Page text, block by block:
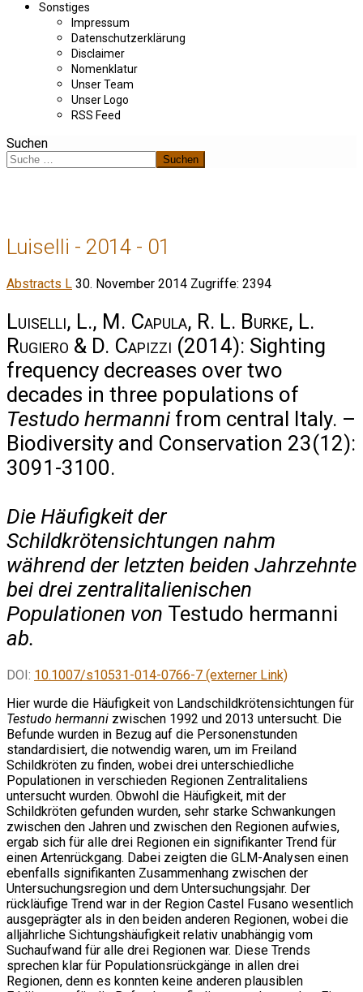
Sonstiges
Impressum
Datenschutzerklärung
Disclaimer
Nomenklatur
Unser Team
Unser Logo
RSS Feed
Suchen
Suchen
Luiselli - 2014 - 01
Abstracts L 30. November 2014 Zugriffe: 2394
Luiselli, L., M. Capula, R. L. Burke, L.
Rugiero & D. Capizzi (2014): Sighting
frequency decreases over two
decades in three populations of
Testudo hermannifrom central Italy. –
Biodiversity and Conservation 23(12):
3091-3100.
Die Häufigkeit der
Schildkrötensichtungen nahm
während der letzten beiden Jahrzehnte
bei drei zentralitalienischen
Populationen von Testudo hermanni
ab.
DOI: 10.1007/s10531-014-0766-7 (externer Link)
Hier wurde die Häufigkeit von Landschildkrötensichtungen für
Testudo hermanni zwischen 1992 und 2013 untersucht. Die
Befunde wurden in Bezug auf die Personenstunden
standardisiert, die notwendig waren, um im Freiland
Schildkröten zu finden, wobei drei unterschiedliche
Populationen in verschieden Regionen Zentralitaliens
untersucht wurden. Obwohl die Häufigkeit, mit der
Schildkröten gefunden wurden, sehr starke Schwankungen
zwischen den Jahren und zwischen den Regionen aufwies,
ergab sich für alle drei Regionen ein signifikanter Trend für
einen Artenrückgang. Dabei zeigten die GLM-Analysen einen
ebenfalls signifikanten Zusammenhang zwischen der
Untersuchungsregion und dem Untersuchungsjahr. Der
rückläufige Trend war in der Region Castel Fusano wesentlich
ausgeprägter als in den beiden anderen Regionen, wobei die
alljährliche Sichtungshäufigkeit relativ unabhängig vom
Suchaufwand für alle drei Regionen war. Diese Trends
sprechen klar für Populationsrückgänge in allen drei
Regionen, denn es konnten keine anderen plausiblen